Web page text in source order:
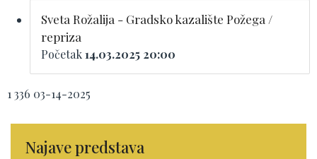
Sveta Rožalija - Gradsko kazalište Požega /
repriza
Početak14.03.2025 20:00
1 336 03-14-2025
Najave predstava